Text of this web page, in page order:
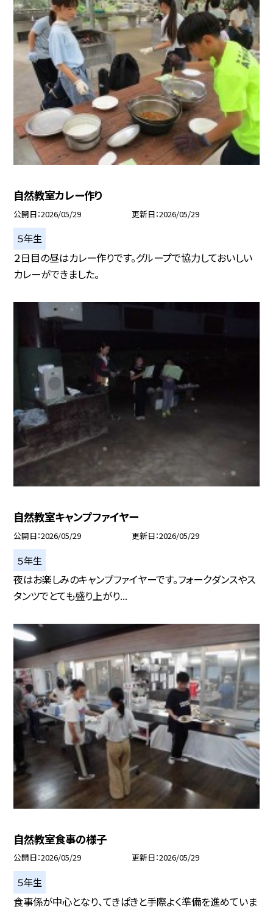
自然教室カレー作り
公開日 2026/05/29 更新日 2026/05/29
５年生
２日目の昼はカレー作りです。グループで協力しておいしい
カレーができました。
自然教室キャンプファイヤー
公開日 2026/05/29 更新日 2026/05/29
５年生
夜はお楽しみのキャンプファイヤーです。フォークダンスやス
タンツでとても盛り上がり...
自然教室食事の様子
公開日 2026/05/29 更新日 2026/05/29
５年生
食事係が中心となり、てきぱきと手際よく準備を進めていま